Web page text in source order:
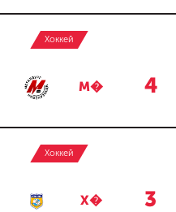
Хоккей
М� 4
Хоккей
Х� 3